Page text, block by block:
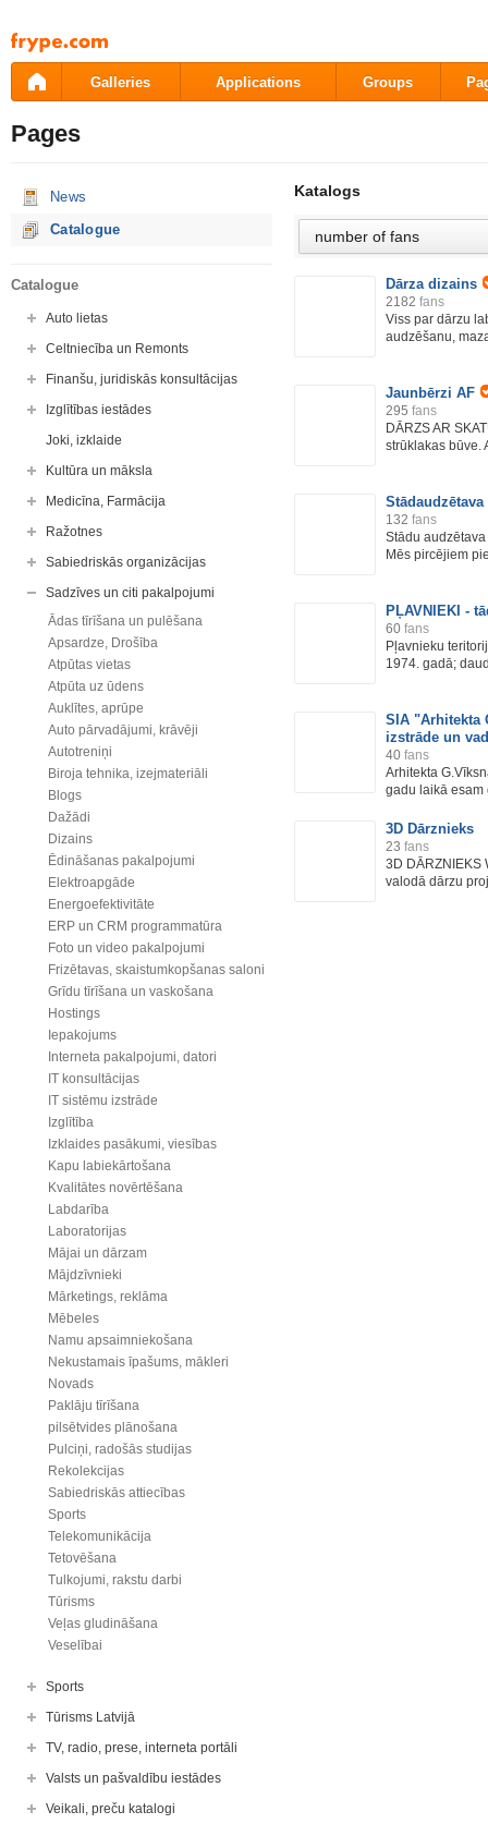
Pāriet
uz
saturu
Galleries Applications Groups
Pages
News
Catalogue
Catalogue
Auto lietas
Celtniecība un Remonts
Finanšu, juridiskās konsultācijas
Izglītības iestādes
Joki, izklaide
Kultūra un māksla
Medicīna, Farmācija
Ražotnes
Sabiedriskās organizācijas
Sadzīves un citi pakalpojumi
Ādas tīrīšana un pulēšana
Apsardze, Drošība
Atpūtas vietas
Atpūta uz ūdens
Auklītes, aprūpe
Auto pārvadājumi, krāvēji
Autotreniņi
Biroja tehnika, izejmateriāli
Blogs
Dažādi
Dizains
Ēdināšanas pakalpojumi
Elektroapgāde
Energoefektivitāte
ERP un CRM programmatūra
Foto un video pakalpojumi
Frizētavas, skaistumkopšanas saloni
Grīdu tīrīšana un vaskošana
Hostings
Iepakojums
Interneta pakalpojumi, datori
IT konsultācijas
IT sistēmu izstrāde
Izglītība
Izklaides pasākumi, viesības
Kapu labiekārtošana
Kvalitātes novērtēšana
Labdarība
Laboratorijas
Mājai un dārzam
Mājdzīvnieki
Mārketings, reklāma
Mēbeles
Namu apsaimniekošana
Nekustamais īpašums, mākleri
Novads
Paklāju tīrīšana
pilsētvides plānošana
Pulciņi, radošās studijas
Rekolekcijas
Sabiedriskās attiecības
Sports
Telekomunikācija
Tetovēšana
Tulkojumi, rakstu darbi
Tūrisms
Veļas gludināšana
Veselībai
Sports
Tūrisms Latvijā
TV, radio, prese, interneta portāli
Valsts un pašvaldību iestādes
Veikali, preču katalogi
Katalogs
Dārza dizains
2182 fans
Viss par dārzu
audzēšanu,
Jaunbērzi AF
295 fans
DĀRZS AR
strūklakas būve.
132 fans
Stādu
Mēs pircējiem
PĻAVNIEKI -
60 fans
Pļavnieku
1974. gadā;
SIA "Arhitekta
izstrāde un
40 fans
Arhitekta
gadu laikā esam
3D Dārznieks
23 fans
3D DĀRZNIEKS
valodā dārzu